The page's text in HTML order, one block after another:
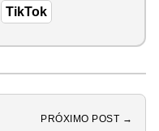
TikTok
PRÓXIMO POST →